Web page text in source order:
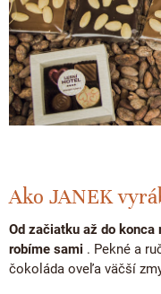
Ako JANEK
Od začiatku až do
robíme sami . Pekné a
čokoláda oveľa väčší